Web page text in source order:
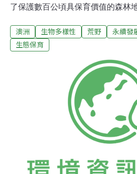
了保護數百公頃具保育價值的森林
購買這些林地。在購買後，為支付
包伯布朗首先用其獲得的環境獎之
野遺產協會的總部在墨爾本，旗下
保護區管理員與生態學家。運作的
2025年時保護佔地七百萬公頃的土
動植物。另一方面也透過贈與、遺
具有保育價值的土地，現今協會旗
地947,000公頃。在保育區管理模
採取類似於國家公園的管理層級，
永久保護區
澳洲 生物多樣性 荒野 永續發
生態保育